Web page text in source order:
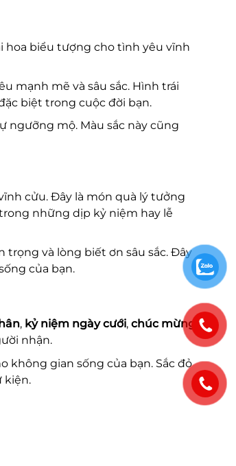
hoa biểu tượng cho tình yêu vĩnh
mạnh mẽ và sâu sắc. Hình trái
biệt trong cuộc đời bạn.
ngưỡng mộ. Màu sắc này cũng
cửu. Đây là món quà lý tưởng
những dịp kỷ niệm hay lễ
trọng và lòng biết ơn sâu sắc. Đây
của bạn.
, kỷ niệm ngày cưới,chúc mừng
nhận.
không gian sống của bạn. Sắc đỏ
kiện.